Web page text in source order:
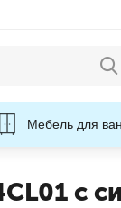
Мебель для
с